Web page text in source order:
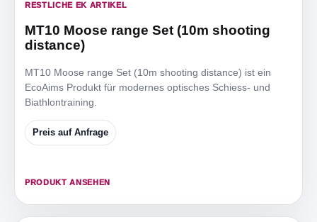
RESTLICHE EK ARTIKEL
MT10 Moose range Set (10m shooting
distance)
MT10 Moose range Set (10m shooting distance) ist ein
EcoAims Produkt für modernes optisches Schiess- und
Biathlontraining.
Preis auf Anfrage
PRODUKT ANSEHEN